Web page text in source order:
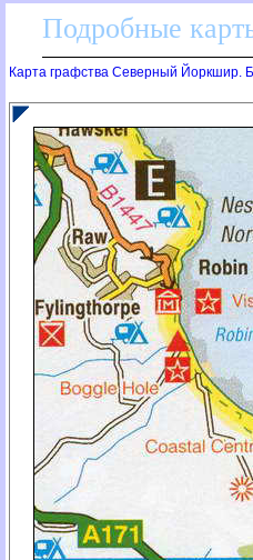
Подробные
Карта графства Северный Йоркшир.